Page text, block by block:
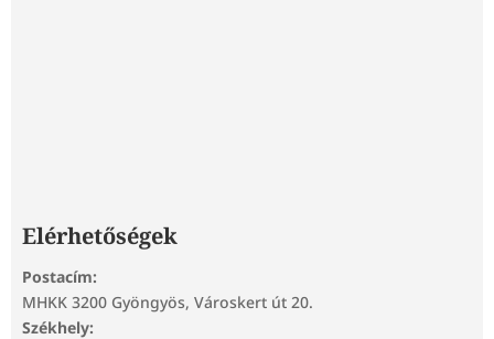
Elérhetőségek
Postacím:
MHKK 3200 Gyöngyös, Városkert út 20.
Székhely: